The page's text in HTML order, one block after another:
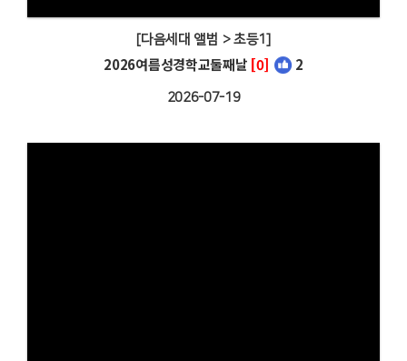
[다음세대 앨범 > 초등1]
2026여름성경학교둘째날 [0] 2
2026-07-19